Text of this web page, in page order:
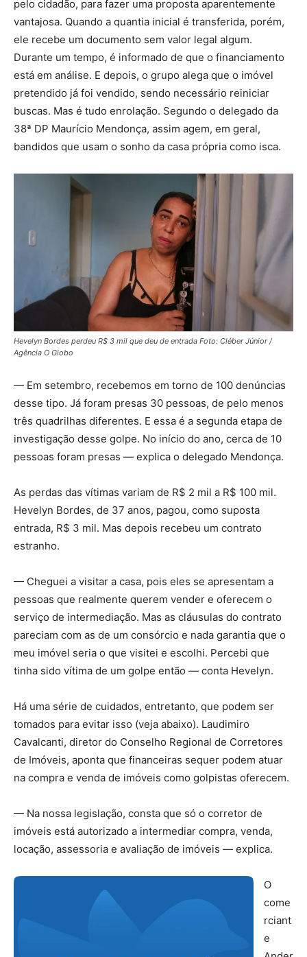
pelo cidadão, para fazer uma proposta aparentemente
vantajosa. Quando a quantia inicial é transferida, porém,
ele recebe um documento sem valor legal algum.
Durante um tempo, é informado de que o financiamento
está em análise. E depois, o grupo alega que o imóvel
pretendido já foi vendido, sendo necessário reiniciar
buscas. Mas é tudo enrolação. Segundo o delegado da
38ª DP Maurício Mendonça, assim agem, em geral,
bandidos que usam o sonho da casa própria como isca.
Hevelyn Bordes perdeu R$ 3 mil que deu de entrada Foto: Cléber Júnior /
Agência O Globo
— Em setembro, recebemos em torno de 100 denúncias
desse tipo. Já foram presas 30 pessoas, de pelo menos
três quadrilhas diferentes. E essa é a segunda etapa de
investigação desse golpe. No início do ano, cerca de 10
pessoas foram presas — explica o delegado Mendonça.
As perdas das vítimas variam de R$ 2 mil a R$ 100 mil.
Hevelyn Bordes, de 37 anos, pagou, como suposta
entrada, R$ 3 mil. Mas depois recebeu um contrato
estranho.
— Cheguei a visitar a casa, pois eles se apresentam a
pessoas que realmente querem vender e oferecem o
serviço de intermediação. Mas as cláusulas do contrato
pareciam com as de um consórcio e nada garantia que o
meu imóvel seria o que visitei e escolhi. Percebi que
tinha sido vítima de um golpe então — conta Hevelyn.
Há uma série de cuidados, entretanto, que podem ser
tomados para evitar isso (veja abaixo). Laudimiro
Cavalcanti, diretor do Conselho Regional de Corretores
de Imóveis, aponta que financeiras sequer podem atuar
na compra e venda de imóveis como golpistas oferecem.
— Na nossa legislação, consta que só o corretor de
imóveis está autorizado a intermediar compra, venda,
locação, assessoria e avaliação de imóveis — explica.
O
come
rciant
e